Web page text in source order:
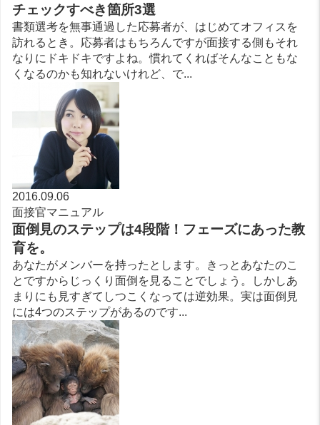
チェックすべき箇所3選
書類選考を無事通過した応募者が、はじめてオフィスを
訪れるとき。応募者はもちろんですが面接する側もそれ
なりにドキドキですよね。慣れてくればそんなこともな
くなるのかも知れないけれど、で...
2016.09.06
面接官マニュアル
面倒見のステップは4段階！フェーズにあった教
育を。
あなたがメンバーを持ったとします。きっとあなたのこ
とですからじっくり面倒を見ることでしょう。しかしあ
まりにも見すぎてしつこくなっては逆効果。実は面倒見
には4つのステップがあるのです...